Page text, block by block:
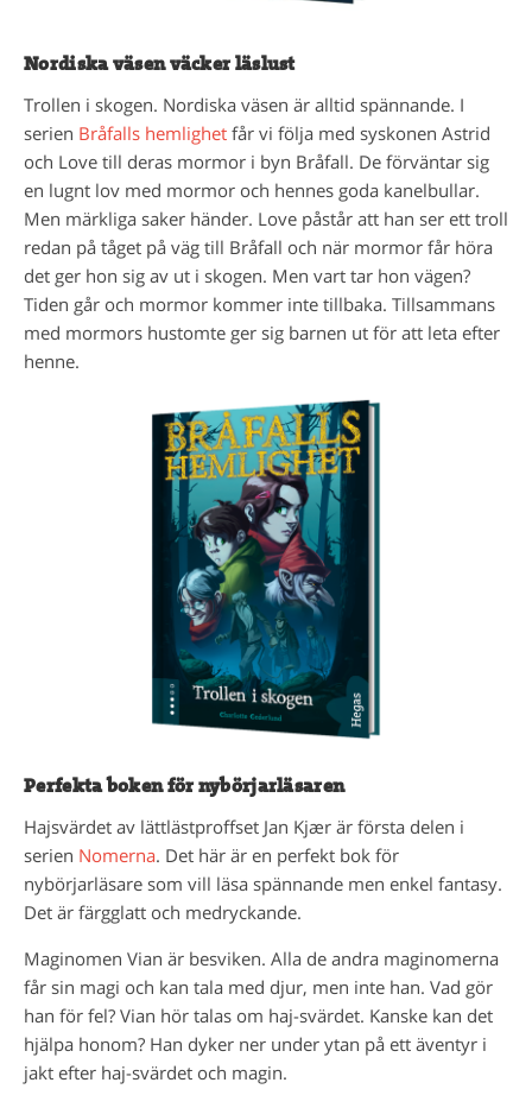
Nordiska väsen väcker läslust
Trollen i skogen. Nordiska väsen är alltid spännande. I
serien Bråfalls hemlighetfår vi följa med syskonen Astrid
och Love till deras mormor i byn Bråfall. De förväntar sig
en lugnt lov med mormor och hennes goda kanelbullar.
Men märkliga saker händer. Love påstår att han ser ett troll
redan på tåget på väg till Bråfall och när mormor får höra
det ger hon sig av ut i skogen. Men vart tar hon vägen?
Tiden går och mormor kommer inte tillbaka. Tillsammans
med mormors hustomte ger sig barnen ut för att leta efter
henne.
Perfekta boken för nybörjarläsaren
Hajsvärdet av lättlästproffset Jan Kjær är första delen i
serien Nomerna. Det här är en perfekt bok för
nybörjarläsare som vill läsa spännande men enkel fantasy.
Det är färgglatt och medryckande.
Maginomen Vian är besviken. Alla de andra maginomerna
får sin magi och kan tala med djur, men inte han. Vad gör
han för fel? Vian hör talas om haj-svärdet. Kanske kan det
hjälpa honom? Han dyker ner under ytan på ett äventyr i
jakt efter haj-svärdet och magin.